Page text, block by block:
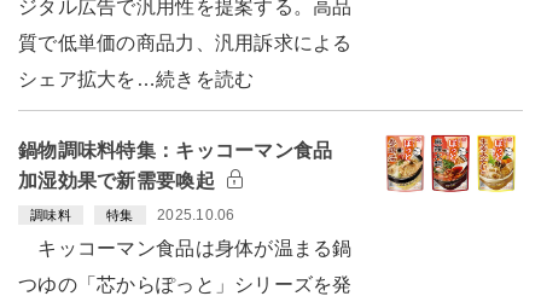
ジタル広告で汎用性を提案する。高品
質で低単価の商品力、汎用訴求による
シェア拡大を…続きを読む
鍋物調味料特集：キッコーマン食品
加湿効果で新需要喚起
調味料 特集 2025.10.06
キッコーマン食品は身体が温まる鍋
つゆの「芯からぽっと」シリーズを発